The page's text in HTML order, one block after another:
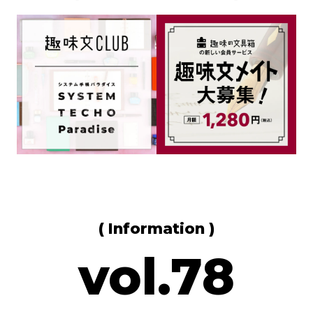
( Information )
vol.78